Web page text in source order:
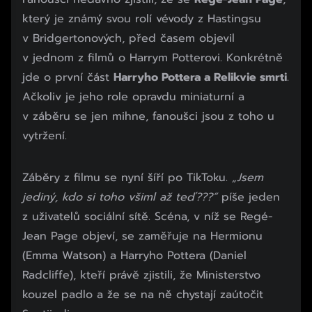
který je známý svou rolí vévody z Hastingsu
v Bridgertonových, před časem objevil
v jednom z filmů o Harrym Potterovi. Konkrétně
jde o první část Harryho Pottera a Relikvie smrti.
Ačkoliv je jeho role opravdu miniaturní a
v záběru se jen mihne, fanoušci jsou z toho u
vytržení.
Záběry z filmu se nyní šíří po TikToku. „Jsem
jediný, kdo si toho všiml až teď???“píše jeden
z uživatelů sociální sítě. Scéna, v níž se Regé-
Jean Page objeví, se zaměřuje na Hermionu
(Emma Watson) a Harryho Pottera (Daniel
Radcliffe), kteří právě zjistili, že Ministerstvo
kouzel padlo a že se na ně chystají zaútočit